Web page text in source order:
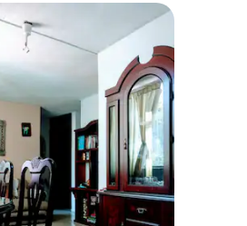
de 5, 186 avaliações